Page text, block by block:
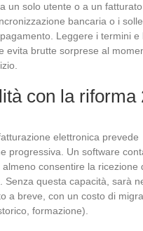
un solo utente o a un
bancaria o i
Leggere i termini e
evita brutte sorprese al
con la riforma
elettronica prevede
progressiva. Un software
consentire la ricezione
Senza questa capacità, sarà
a breve, con un costo di
formazione).